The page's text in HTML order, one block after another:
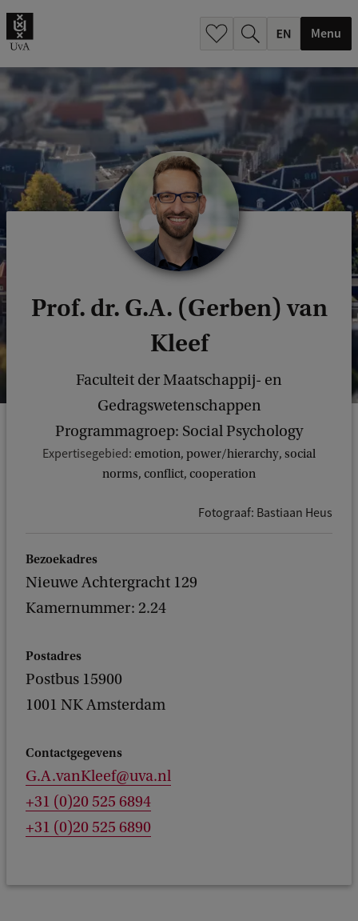
Menu
Prof. dr. G.A. (Gerben) van
Kleef
Faculteit der Maatschappij- en
Gedragswetenschappen
Programmagroep: Social Psychology
Expertisegebied: emotion, power/hierarchy, social
norms, conflict, cooperation
Fotograaf: Bastiaan Heus
Bezoekadres
Nieuwe Achtergracht 129
Kamernummer: 2.24
Postadres
Postbus 15900
1001 NK Amsterdam
Contactgegevens
G.A.vanKleef@uva.nl
+31 (0)20 525 6894
+31 (0)20 525 6890